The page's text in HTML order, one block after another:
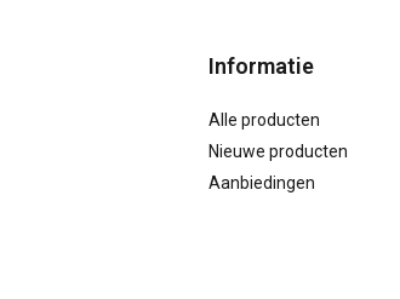
Informatie
Alle producten
Nieuwe producten
Aanbiedingen